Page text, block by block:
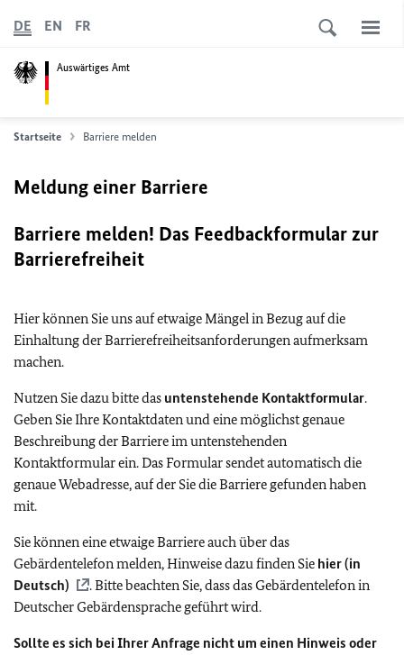
Auswärtiges Amt
DE EN FR
Startseite Barriere melden
Meldung einer Barriere
Barriere melden! Das Feedbackformular zur
Barrierefreiheit
Hier können Sie uns auf etwaige Mängel in Bezug auf die
Einhaltung der Barrierefreiheitsanforderungen aufmerksam
machen.
Nutzen Sie dazu bitte das untenstehende Kontaktformular.
Geben Sie Ihre Kontaktdaten und eine möglichst genaue
Beschreibung der Barriere im untenstehenden
Kontaktformular ein. Das Formular sendet automatisch die
genaue Webadresse, auf der Sie die Barriere gefunden haben
mit.
Sie können eine etwaige Barriere auch über das
Gebärdentelefon melden, Hinweise dazu finden Sie hier (in
Deutsch)
. Bitte beachten Sie, dass das Gebärdentelefon in
Deutscher Gebärdensprache geführt wird.
Sollte es sich bei Ihrer Anfrage nicht um einen Hinweis oder